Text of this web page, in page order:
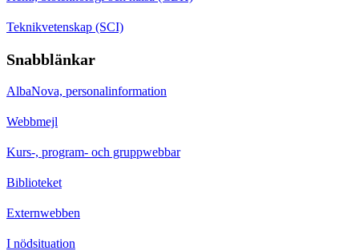
Teknikvetenskap (SCI)
Snabblänkar
AlbaNova, personalinformation
Webbmejl
Kurs-, program- och gruppwebbar
Biblioteket
Externwebben
I nödsituation